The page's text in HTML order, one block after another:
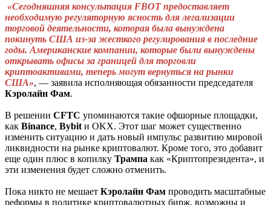
«Сегодняшняя консультация FBOT предоставляет
необходимую регуляторную ясность для легализации
торговой деятельности, которая была вынуждена
покинуть США из-за жесткого регулирования в последние
годы. Американские компании, которые были вынуждены
открывать офисы за границей для торговли
криптоактивами, теперь могут вернуться на рынки
США», — заявила исполняющая обязанности председателя
Кэролайн Фам.
В решении CFTC упоминаются такие офшорные площадки,
как Binance, Bybit и OKX. Этот шаг может существенно
изменить ситуацию и дать новый импульс развитию мировой
ликвидности на рынке криптовалют. Кроме того, это добавит
еще один плюс в копилку Трампа как «Криптопрезидента», и
эти изменения будет сложно отменить.
Пока никто не мешает Кэролайн Фам проводить масштабные
реформы в политике криптовалютных бирж, возможны и